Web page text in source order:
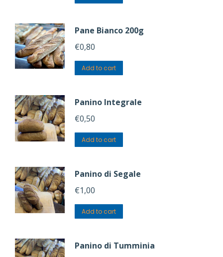
Pane Bianco 200g
€0,80
Add to cart
Panino Integrale
€0,50
Add to cart
Panino di Segale
€1,00
Add to cart
Panino di Tumminia